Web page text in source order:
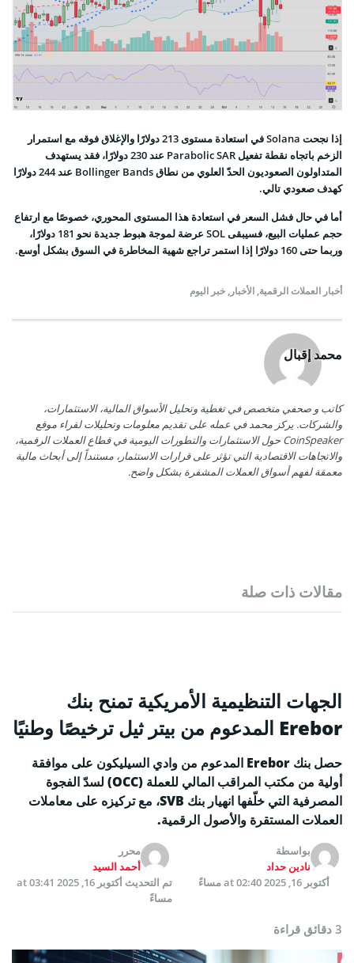
إذا نجحت Solana في استعادة مستوى 213 دولارًا والإغلاق فوقه مع استمرار
الزخم باتجاه نقطة تفعيل Parabolic SAR عند 230 دولارًا، فقد يستهدف
المتداولون الصعوديون الحدّ العلوي من نطاق Bollinger Bands عند 244 دولارًا
كهدف صعودي تالي.
أما في حال فشل السعر في استعادة هذا المستوى المحوري، خصوصًا مع ارتفاع
حجم عمليات البيع، فسيبقى SOL عرضة لموجة هبوط جديدة نحو 181 دولارًا،
وربما حتى 160 دولارًا إذا استمر تراجع شهية المخاطرة في السوق بشكل أوسع.
أخبار العملات الرقمية,الأخبار,خبر اليوم
محمد إقبال
كاتب و صحفي متخصص في تغطية وتحليل الأسواق المالية، الاستثمارات،
والشركات. يركز محمد في عمله على تقديم معلومات وتحليلات لقراء موقع
CoinSpeaker حول الاستثمارات والتطورات اليومية في قطاع العملات الرقمية،
والاتجاهات الاقتصادية التي تؤثر على قرارات الاستثمار، مستنداً إلى أبحاث مالية
معمقة لفهم أسواق العملات المشفرة بشكل واضح.
مقالات ذات صلة
الجهات التنظيمية الأمريكية تمنح بنك
Erebor المدعوم من بيتر ثيل ترخيصًا وطنيًا
حصل بنك Erebor المدعوم من وادي السيليكون على موافقة
أولية من مكتب المراقب المالي للعملة (OCC) لسدّ الفجوة
المصرفية التي خلّفها انهيار بنك SVB، مع تركيزه على معاملات
العملات المستقرة والأصول الرقمية.
بواسطة
نادين حداد
محرر
أحمد السيد
أكتوبر 16, 2025 at 02:40 مساءً
تم التحديث
أكتوبر 16, 2025 at 03:41
مساءً
3 دقائق قراءة